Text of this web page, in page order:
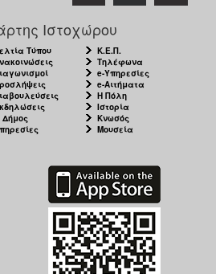
Ιστοχώρου
Τύπου
Κ.Ε.Π.
Τηλέφωνα
e-Υπηρεσίες
e-Αιτήματα
Η Πόλη
Ιστορία
Κνωσός
Μουσεία